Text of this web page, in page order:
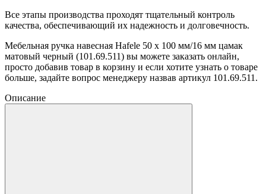
Все этапы производства проходят тщательный контроль
качества, обеспечивающий их надежность и долговечность.
Мебельная ручка навесная Hafele 50 х 100 мм/16 мм цамак
матовый черный (101.69.511) вы можете заказать онлайн,
просто добавив товар в корзину и если хотите узнать о товаре
больше, задайте вопрос менеджеру назвав артикул 101.69.511.
Описание